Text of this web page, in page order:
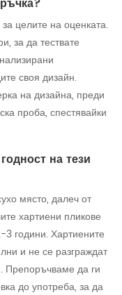
целите на оценката.
за да тествате
своя дизайн.
на дизайна, преди
проба, спестявайки
на тези
място, далеч от
хартиени пликове
3 години. Хартиените
и не се разграждат
Препоръчваме да ги
до употреба, за да